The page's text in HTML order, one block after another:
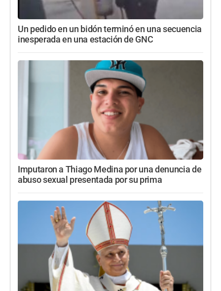
Un pedido en un bidón terminó en una secuencia
inesperada en una estación de GNC
Imputaron a Thiago Medina por una denuncia de
abuso sexual presentada por su prima